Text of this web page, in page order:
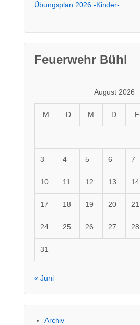
Übungsplan 2026 -Kinder-
Feuerwehr Bühl
August 2026
M D M D F
3 4 5 6 7
10 11 12 13 14
17 18 19 20 21
24 25 26 27 28
31
« Juni
Archiv